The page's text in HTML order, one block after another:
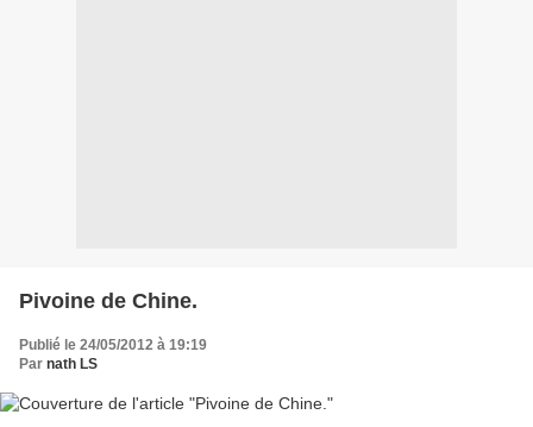
Pivoine de Chine.
Publié le 24/05/2012 à 19:19
Par nath LS